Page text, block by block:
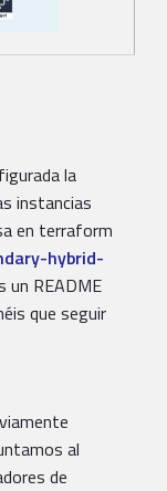
la
instancias
en terraform
hybrid-
un README
que seguir
al
de